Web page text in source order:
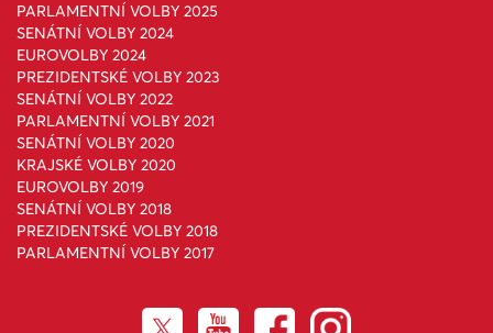
PARLAMENTNÍ VOLBY 2025
SENÁTNÍ VOLBY 2024
EUROVOLBY 2024
PREZIDENTSKÉ VOLBY 2023
SENÁTNÍ VOLBY 2022
PARLAMENTNÍ VOLBY 2021
SENÁTNÍ VOLBY 2020
KRAJSKÉ VOLBY 2020
EUROVOLBY 2019
SENÁTNÍ VOLBY 2018
PREZIDENTSKÉ VOLBY 2018
PARLAMENTNÍ VOLBY 2017